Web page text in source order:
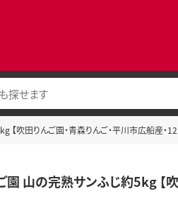
吹田りんご園・青森りんご・平川市広船産・12
山の完熟サンふじ約5kg 【吹